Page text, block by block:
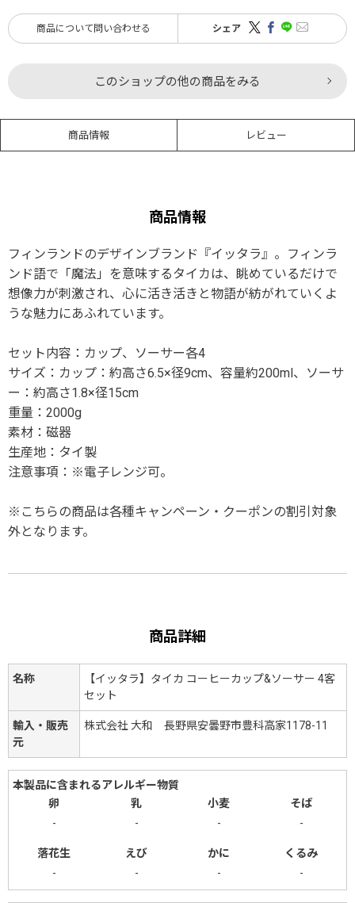
商品について問い合わせる シェア
このショップの他の商品をみる
商品情報 レビュー
商品情報
フィンランドのデザインブランド『イッタラ』。フィンラ
ンド語で「魔法」を意味するタイカは、眺めているだけで
想像力が刺激され、心に活き活きと物語が紡がれていくよ
うな魅力にあふれています。
セット内容：カップ、ソーサー各4
サイズ：カップ：約高さ6.5×径9cm、容量約200ml、ソーサ
ー：約高さ1.8×径15cm
重量：2000g
素材：磁器
生産地：タイ製
注意事項：※電子レンジ可。
※こちらの商品は各種キャンペーン・クーポンの割引対象
外となります。
商品詳細
名称
【イッタラ】タイカ コーヒーカップ&ソーサー 4客
セット
輸入・販売
元
株式会社 大和 長野県安曇野市豊科高家1178-11
本製品に含まれるアレルギー物質
卵
乳 小麦
そば
-
- - -
落花生 えび かに
くるみ
-
- - -